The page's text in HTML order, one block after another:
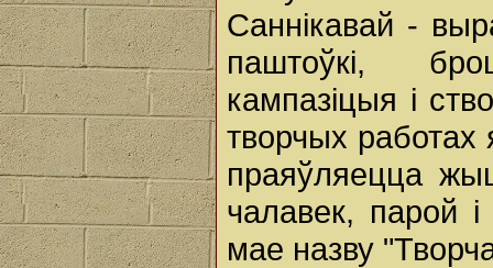
Саннікавай -
паштоўкі,
кампазіцыя і
творчых работах
праяўляецца
чалавек, парой
мае назву